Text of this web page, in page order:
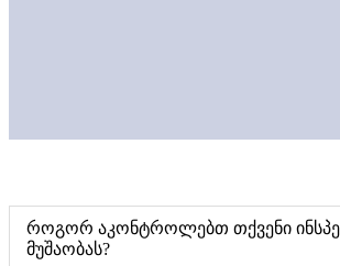
როგორ აკონტროლებთ თქვენი
მუშაობას?